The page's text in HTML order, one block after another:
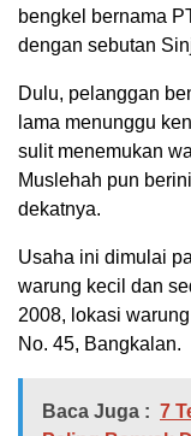
bengkel bernama
dengan sebutan
Dulu, pelanggan
lama menunggu
sulit menemukan
Muslehah pun
dekatnya.
Usaha ini dimulai
warung kecil dan
2008, lokasi
No. 45, Bangkalan.
Baca Juga : 7